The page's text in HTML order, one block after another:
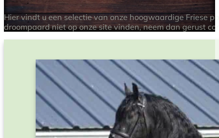
Hier vindt u een selectie van onze hoogwaardige Friese
droompaard niet op onze site vinden, neem dan gerust